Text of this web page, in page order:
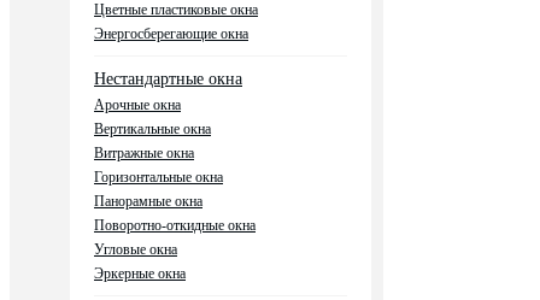
Цветные пластиковые окна
Энергосберегающие окна
Нестандартные окна
Арочные окна
Вертикальные окна
Витражные окна
Горизонтальные окна
Панорамные окна
Поворотно-откидные окна
Угловые окна
Эркерные окна